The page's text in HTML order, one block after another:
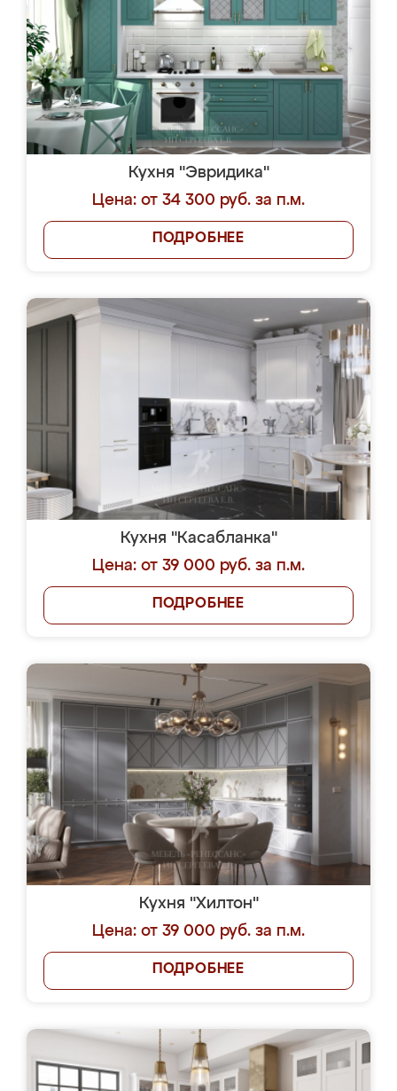
Кухня "Эвридика"
Цена: от 34 300 руб. за п.м.
ПОДРОБНЕЕ
Кухня "Касабланка"
Цена: от 39 000 руб. за п.м.
ПОДРОБНЕЕ
Кухня "Хилтон"
Цена: от 39 000 руб. за п.м.
ПОДРОБНЕЕ